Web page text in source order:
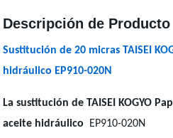
Descripción de Producto
Sustitución de 20 micras TAISEI
hidráulico EP910-020N
La sustitución de TAISEI KOGYO
aceite hidráulico EP910-020N